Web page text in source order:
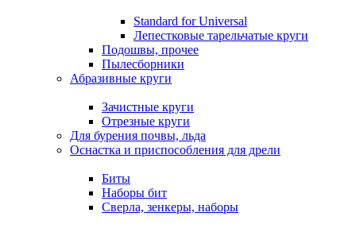
Standard for Universal
Лепестковые тарельчатые круги
Подошвы, прочее
Пылесборники
Абразивные круги
Зачистные круги
Отрезные круги
Для бурения почвы, льда
Оснастка и приспособления для дрели
Биты
Наборы бит
Сверла, зенкеры, наборы